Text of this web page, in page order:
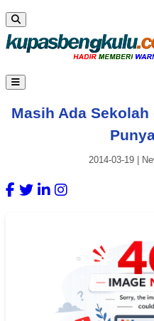
Masih Ada
2014-03-19